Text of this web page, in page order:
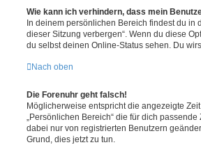
Wie kann ich verhindern, dass mein
In deinem persönlichen Bereich findest du in
dieser Sitzung verbergen“. Wenn du diese
du selbst deinen Online-Status sehen. Du
Nach oben
Die Forenuhr geht falsch!
Möglicherweise entspricht die angezeigte
„Persönlichen Bereich“ die für dich
dabei nur von registrierten Benutzern
Grund, dies jetzt zu tun.